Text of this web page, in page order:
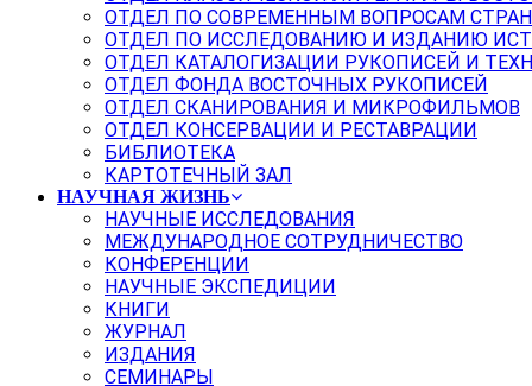
ОТДЕЛ ПО СОВРЕМЕННЫМ ВОПРОСАМ
ОТДЕЛ ПО ИССЛЕДОВАНИЮ И ИЗДАНИЮ
ОТДЕЛ КАТАЛОГИЗАЦИИ РУКОПИСЕЙ И
ОТДЕЛ ФОНДА ВОСТОЧНЫХ РУКОПИСЕЙ
ОТДЕЛ СКАНИРОВАНИЯ И МИКРОФИЛЬМОВ
ОТДЕЛ КОНСЕРВАЦИИ И РЕСТАВРАЦИИ
БИБЛИОТЕКА
КАРТОТЕЧНЫЙ ЗАЛ
НАУЧНАЯ ЖИЗНЬ
НАУЧНЫЕ ИССЛЕДОВАНИЯ
МЕЖДУНАРОДНОЕ СОТРУДНИЧЕСТВО
КОНФЕРЕНЦИИ
НАУЧНЫЕ ЭКСПЕДИЦИИ
КНИГИ
ЖУРНАЛ
ИЗДАНИЯ
СЕМИНАРЫ